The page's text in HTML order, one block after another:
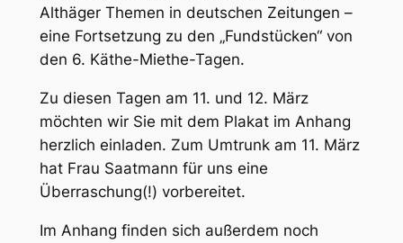
Althäger Themen in deutschen Zeitungen –
eine Fortsetzung zu den „Fundstücken“ von
den 6. Käthe-Miethe-Tagen.
Zu diesen Tagen am 11. und 12. März
möchten wir Sie mit dem Plakat im Anhang
herzlich einladen. Zum Umtrunk am 11. März
hat Frau Saatmann für uns eine
Überraschung(!) vorbereitet.
Im Anhang finden sich außerdem noch